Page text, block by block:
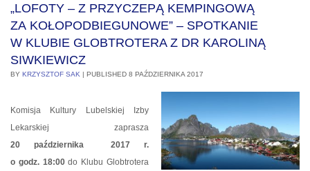
„LOFOTY – Z PRZYCZEPĄ KEMPINGOWĄ
ZA KOŁOPODBIEGUNOWE” – SPOTKANIE
W KLUBIE GLOBTROTERA Z DR KAROLINĄ
SIWKIEWICZ
BY KRZYSZTOF SAK | PUBLISHED 8 PAŹDZIERNIKA 2017
Komisja Kultury Lubelskiej Izby
Lekarskiej zaprasza
20 października 2017 r.
o godz. 18:00do Klubu Globtrotera